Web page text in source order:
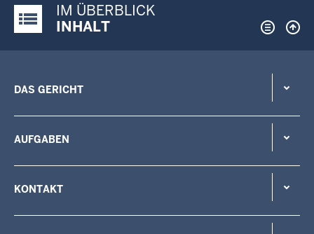
Justiz-Portal im Überblick:
IM ÜBERBLICK
INHALT
DAS GERICHT
AUFGABEN
KONTAKT